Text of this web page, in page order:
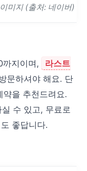
미지 (출처: 네이버)
까지이며,
라스트
문하셔야 해요. 단
약을 추천드려요.
수 있고, 무료로
좋답니다.